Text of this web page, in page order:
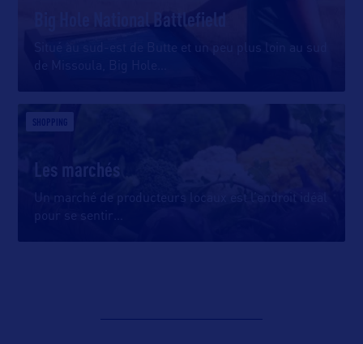
Big Hole National Battlefield
Situé au sud-est de Butte et un peu plus loin au sud
de Missoula, Big Hole
SHOPPING
Les marchés
Un marché de producteurs locaux est l’endroit idéal
pour se sentir